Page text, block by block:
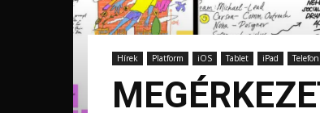
Hírek Platform iOS Tablet iPad Telefon